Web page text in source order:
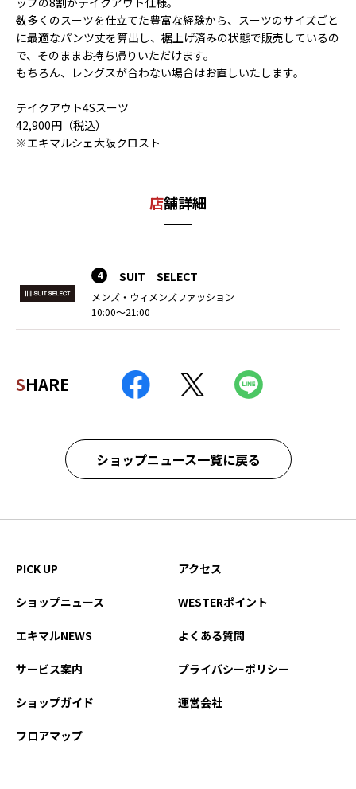
数多くのスーツを仕立てた豊富な経験から、スーツのサイズごと
に最適なパンツ丈を算出し、裾上げ済みの状態で販売しているの
で、そのままお持ち帰りいただけます。
もちろん、レングスが合わない場合はお直しいたします。
テイクアウト4Sスーツ
42,900円（税込）
※エキマルシェ大阪クロスト
店舗詳細
4 SUIT SELECT
メンズ・ウィメンズファッション
10:00～21:00
SHARE
ショップニュース一覧に戻る
PICK UP
ショップニュース
エキマルNEWS
サービス案内
ショップガイド
フロアマップ
アクセス
WESTERポイント
よくある質問
プライバシーポリシー
運営会社